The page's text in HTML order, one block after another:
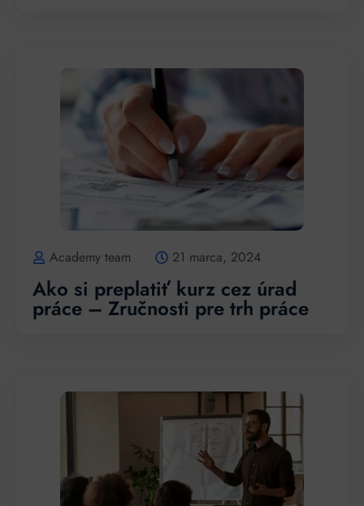
Academy team 21 marca, 2024
Ako si preplatiť kurz cez úrad
práce – Zručnosti pre trh práce